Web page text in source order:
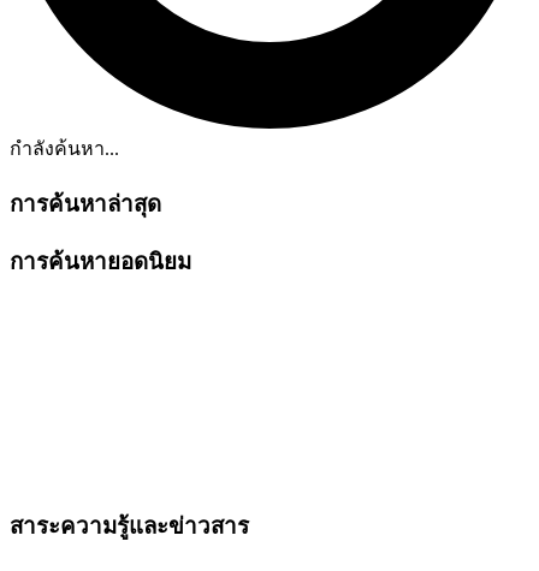
กำลังค้นหา...
การค้นหาล่าสุด
การค้นหายอดนิยม
สาระความรู้และข่าวสาร